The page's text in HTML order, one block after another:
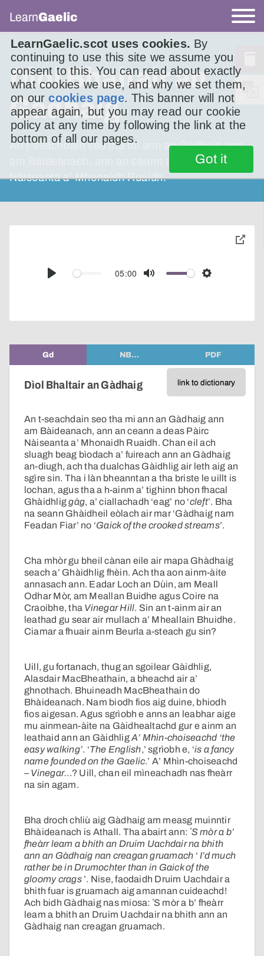
LearnGaelic.scot uses cookies. By
continuing to use this site we assume you
consent to this. You can read about exactly
what cookies we use, and why we set them,
on ourcookies page. This banner will not
appear again, but you may read our cookie
policy at any time by following the link at the
bottom of all our pages.
Got it
LearnGaelic
Dìol Bhaltair an
Gàdhaig
An t-seachdain seo tha mi ann an Gàdhaig ann
am Bàideanach, ann an ceann a deas Pàirc
Nàiseanta a’ Mhonaidh Ruaidh.
Play
05:00
Mute Settings
toggle
Gd NB… PDF
link to dictionary
Dìol Bhaltair an Gàdhaig
An t-seachdain seo tha mi ann an Gàdhaig ann
am Bàideanach, ann an ceann a deas Pàirc
Nàiseanta a’ Mhonaidh Ruaidh. Chan eil ach
sluagh beag bìodach a’ fuireach ann an Gàdhaig
an-diugh, ach tha dualchas Gàidhlig air leth aig an
sgìre sin. Tha i làn bheanntan a tha briste le uillt is
lochan, agus tha a h-ainm a’ tighinn bhon fhacal
Ghàidhliggàg, a’ ciallachadh ‘eag’ no ‘cleft’. Bha
na seann Ghàidheil eòlach air mar ‘Gàdhaig nam
Feadan Fiar’ no ‘Gaick of the crooked streams’.
Cha mhòr gu bheil cànan eile air mapa Ghàdhaig
seach a’ Ghàidhlig fhèin. Ach tha aon ainm-àite
annasach ann. Eadar Loch an Dùin, am Meall
Odhar Mòr, am Meallan Buidhe agus Coire na
Craoibhe, tha Vinegar Hill. Sin an t-ainm air an
leathad gu sear air mullach a’ Mheallain Bhuidhe.
Ciamar a fhuair ainm Beurla a-steach gu sin?
Uill, gu fortanach, thug an sgoilear Gàidhlig,
Alasdair MacBheathain, a bheachd air a’
ghnothach. Bhuineadh MacBheathain do
Bhàideanach. Nam biodh fios aig duine, bhiodh
fios aigesan. Agus sgrìobh e anns an leabhar aige
mu ainmean-àite na Gàidhealtachd gur e ainm an
leathaid ann an GàidhligA’ Mhìn-choiseachd ‘the
easy walking’. ‘The English,’ sgrìobh e, ‘is a fancy
name founded on the Gaelic.’ A’ Mhìn-choiseachd
– Vinegar...? Uill, chan eil mìneachadh nas fheàrr
na sin agam.
Bha droch chliù aig Gàdhaig am measg muinntir
Bhàideanach is Athall. Tha abairt ann: ʼS mòr a b’
fheàrr leam a bhith an Druim Uachdair na bhith
ann an Gàdhaig nan creagan gruamach ‘I’d much
rather be in Drumochter than in Gaick of the
gloomy crags’. Nise, faodaidh Druim Uachdair a
bhith fuar is gruamach aig amannan cuideachd!
Ach bidh Gàdhaig nas miosa: ʼS mòr a b’ fheàrr
leam a bhith an Druim Uachdair na bhith ann an
Gàdhaig nan creagan gruamach.